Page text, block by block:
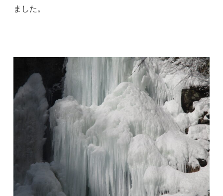
ました。